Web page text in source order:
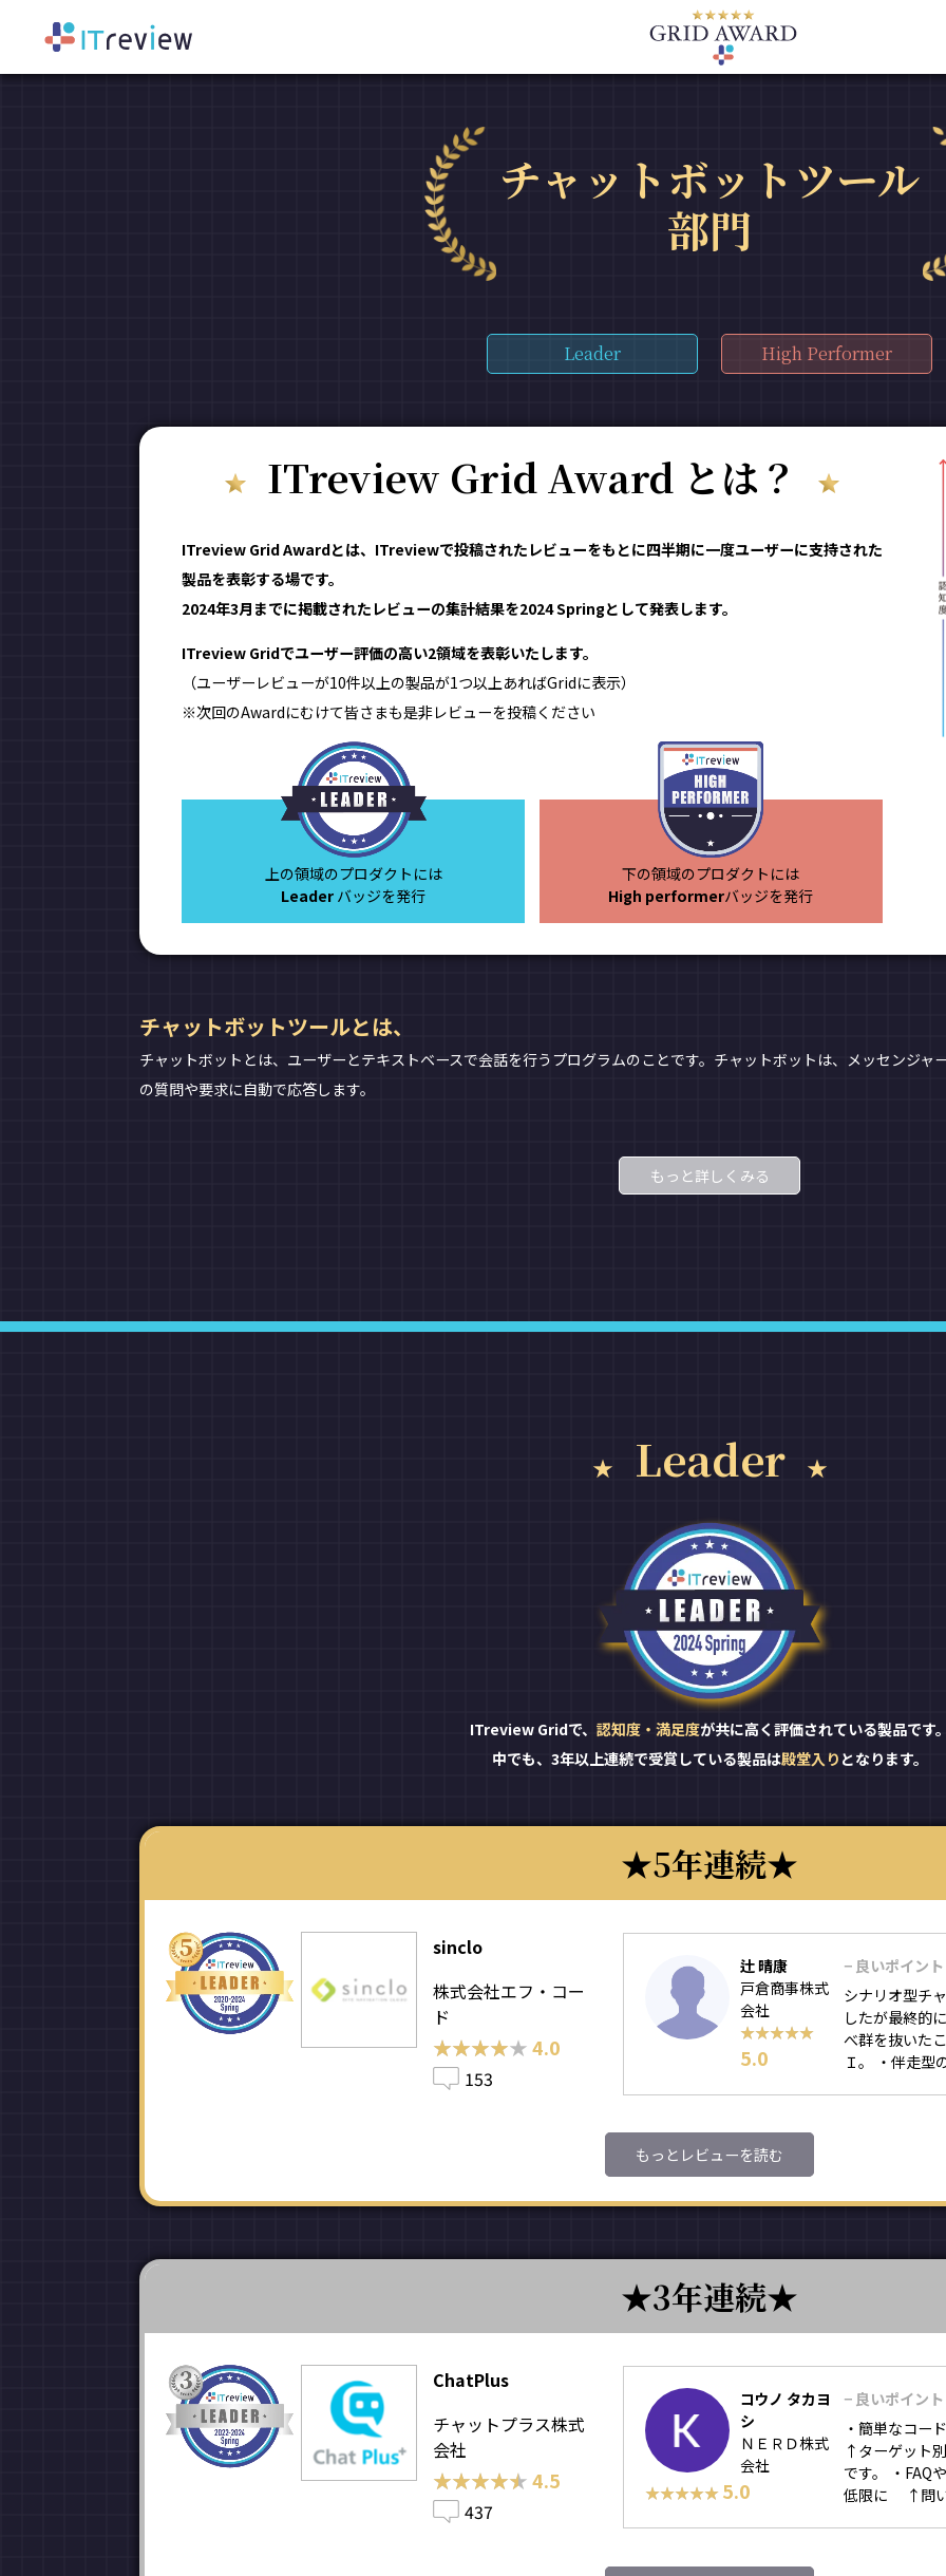
チャットボットツール
部門
Leader High Performer
ITreview Grid Award とは？
ITreview Grid Awardとは、ITreviewで投稿されたレビューをもとに四半期に一度ユーザーに支持された
製品を表彰する場です。
2024年3月までに掲載されたレビューの集計結果を2024 Springとして発表します。
ITreview Gridでユーザー評価の高い2領域を表彰いたします。
（ユーザーレビューが10件以上の製品が1つ以上あればGridに表示）
※次回のAwardにむけて皆さまも是非レビューを投稿ください
上の領域のプロダクトには
Leader バッジを発行
下の領域のプロダクトには
High performerバッジを発行
チャットボットツールとは、
チャットボットとは、ユーザーとテキストベースで会話を行うプログラムのことです。チャットボットは、メッセンジ
の質問や要求に自動で応答します。
もっと詳しくみる
Leader
ITreview Gridで、 認知度・満足度が共に高く評価されている製品です
中でも、3年以上連続で受賞している製品は殿堂入り となります。
5年連続
sinclo
株式会社エフ・コー
ド
★★★★★
★★★★★ 4.0
153
辻 晴康
戸倉商事株式
会社
★★★★★
★★★★★
5.0
− 良いポイント
シナリオ型チ
したが最終的
べ群を抜いた
Ｉ。 ・伴走型
もっとレビューを読む
3年連続
ChatPlus
チャットプラス株式
会社
★★★★★
★★★★★ 4.5
437
コウノ タカヨ
シ
ＮＥＲＤ株式
会社
★★★★★
★★★★★ 5.0
− 良いポイント
・簡単なコ
↑ターゲット
です。 ・FAQ
低限に ↑問い